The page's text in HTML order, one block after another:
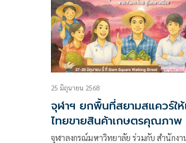
25 มิถุนายน 2568
จุฬาฯ ยกพื้นที่สยามสแควร์ใ
ไทยขายสินค้าเกษตรคุณภา
จากฟาร์มไกลสู่ใจกลางเมือง
จุฬาลงกรณ์มหาวิทยาลัย ร่วมกับ สำนักงา